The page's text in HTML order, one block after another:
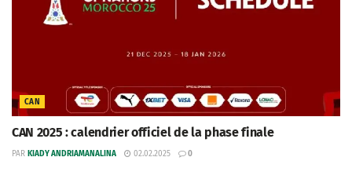
CAN
CAN 2025 : calendrier officiel de la phase finale
PAR KIADY ANDRIAMANALINA 02.02.2025 0